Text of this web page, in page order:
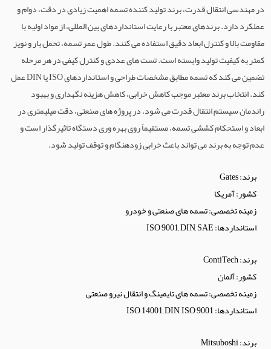
در مهندسی انتقال قدرت، برند تولید کننده تسمه اهمیت زیادی در دقت، دوام و
عملکرد دارد. برندهای معتبر با رعایت استانداردهای بین المللی، از مواد اولیه با
مقاومت بالا و کنترل ابعاد دقیق استفاده می کنند. طول عمر تسمه، تحمل بار و نویز
کمتر به کیفیت تولید وابسته است. تست های عددی و کنترل کیفی در هر مرحله
تضمین می کند که تسمه مطابق مشخصات طراحی و استانداردهای ISO یا DIN عمل
کند. انتخاب برند معتبر موجب کاهش خرابی، کاهش هزینه نگهداری و بهبود
راندمان سیستم انتقال قدرت می شود. در پروژه های صنعتی، دقت میلیمتری در
ابعاد و استحکام کششی تسمه، مستقیماً روی بهره وری دستگاه تاثیرگذار است و
عدم توجه به برند می تواند باعث خرابی زودهنگام و توقف تولید شود.
برند: Gates
کشور: آمریکا
زمینه تخصصی: تسمه های صنعتی و خودرو
استانداردها: ISO 9001, DIN, SAE
برند: ContiTech
کشور: آلمان
زمینه تخصصی: تسمه های تایمینگ و انتقال نیرو صنعتی
استانداردها: ISO 14001, DIN, ISO 9001
برند: Mitsuboshi